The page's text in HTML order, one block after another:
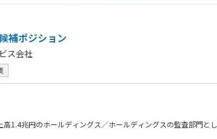
採用要件のすり合わせ
バリュー、プリファランスを分析したうえで、求職者にとっての
けた惹きつけや採用フローの設計、求職者のご紹介
企画などの周辺領域にも本人のご志向次第で関わることができま
ーションをとても大切にする環境です。
画提案することに喜びを感じる方
補ポジション
ス会社
高1.4兆円のホールディングス／ホールディングスの監査部門と